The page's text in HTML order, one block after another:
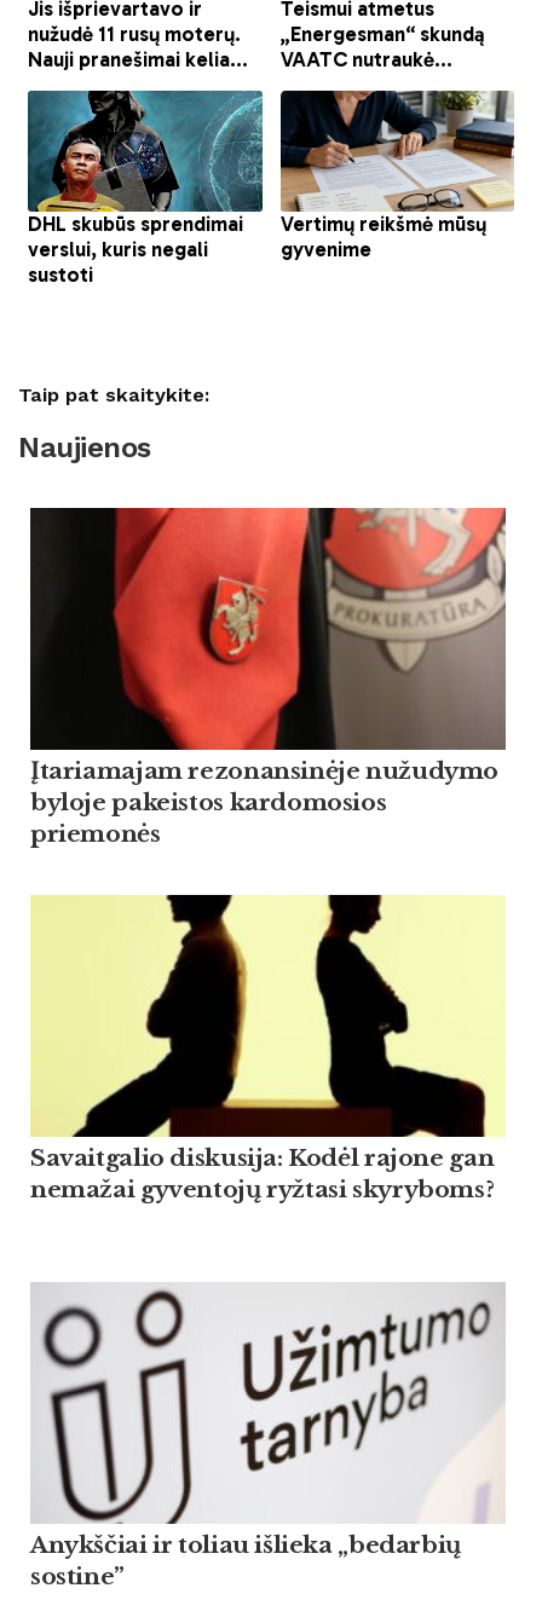
Taip pat skaitykite:
Naujienos
Įtariamajam rezonansinėje nužudymo
byloje pakeistos kardomosios
priemonės
Savaitgalio diskusija: Kodėl rajone gan
nemažai gyventojų ryžtasi skyryboms?
Anykščiai ir toliau išlieka „bedarbių
sostine”